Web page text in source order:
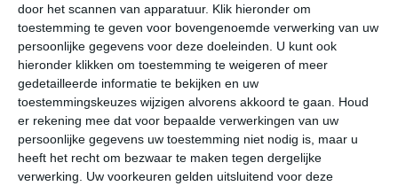
door het scannen van apparatuur. Klik hieronder om
toestemming te geven voor bovengenoemde verwerking van uw
persoonlijke gegevens voor deze doeleinden. U kunt ook
hieronder klikken om toestemming te weigeren of meer
gedetailleerde informatie te bekijken en uw
toestemmingskeuzes wijzigen alvorens akkoord te gaan.
Houd
er rekening mee dat voor bepaalde verwerkingen van uw
persoonlijke gegevens uw toestemming niet nodig is, maar u
heeft het recht om bezwaar te maken tegen dergelijke
verwerking. Uw voorkeuren gelden uitsluitend voor deze
21° 11° 21° 11° 21° 12° 19° 11° 18°
18°C 21°C 19°C 17°C 13°C
11:00 14:00 17:00 20:00 23:00